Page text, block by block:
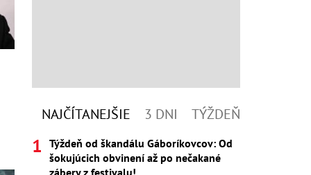
NAJČÍTANEJŠIE 3 DNI TÝŽDEŇ
Týždeň od škandálu Gáboríkovcov: Od
šokujúcich obvinení až po nečakané